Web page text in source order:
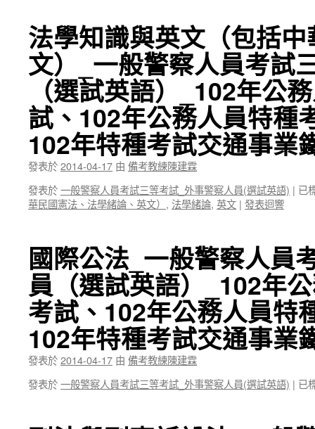
法學知識與英文（包括
文）_一般警察人員考試
（選試英語）_102年公
試、102年公務人員特種
102年特種考試交通事業
發表於2014-04-17 由 備考教練陳建霖
發表於一般警察人員考試三等考試_外事警察人員(選試英語) | 已
華民國憲法、法學緒論、英文） , 法學緒論, 英文 | 發表迴響
國際公法_一般警察人員
員（選試英語）_102年
考試、102年公務人員特
102年特種考試交通事業
發表於2014-04-17 由 備考教練陳建霖
發表於一般警察人員考試三等考試_外事警察人員(選試英語) | 已